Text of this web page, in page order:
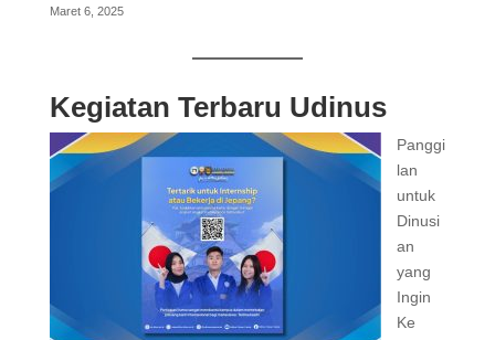
Maret 6, 2025
Kegiatan Terbaru Udinus
Panggi
lan
untuk
Dinusi
an
yang
Ingin
Ke